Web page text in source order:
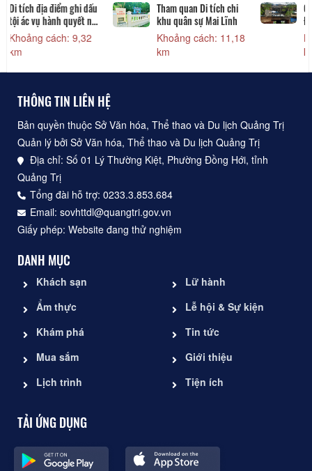
Tham quan Di tích chi
khu quân sự Mai Lĩnh
Khoảng cách: 11,18
Chứng tích trường Bồ
Đề
Khoảng cách: 12,26
THÔNG TIN LIÊN HỆ
Bản quyền thuộc Sở Văn hóa, Thể thao và Du lịch Quảng Trị
Quản lý bởi Sở Văn hóa, Thể thao và Du lịch Quảng Trị
Địa chỉ: Số 01 Lý Thường Kiệt, Phường Đồng Hới, tỉnh
Quảng Trị
Tổng đài hỗ trợ: 0233.3.853.684
Email: sovhttdl@quangtri.gov.vn
Giấy phép: Website đang thử nghiệm
DANH MỤC
Khách sạn
Ẩm thực
Khám phá
Mua sắm
Lịch trình
Lữ hành
Lễ hội & Sự kiện
Tin tức
Giới thiệu
Tiện ích
TẢI ỨNG DỤNG